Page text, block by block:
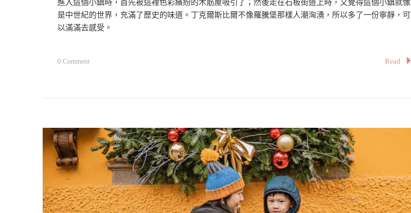
略
進入這個小鎮時，首先被這裡色彩繽紛的木筋屋吸引了；然後走在石板街道上時，又覺得這個小鎮就像
是中世紀的世界，充滿了歷史的味道。丁克爾斯比爾不像羅騰堡那樣人潮洶湧，所以多了一份寧靜，可
以滿滿去感受。
0 CommentOn
景
點】
爾
斯
Read